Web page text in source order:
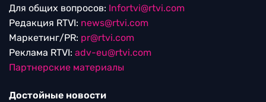
Для общих вопросов: Infortvi@rtvi.com
Редакция RTVI: news@rtvi.com
Маркетинг/PR: pr@rtvi.com
Реклама RTVI: adv-eu@rtvi.com
Партнерские материалы
Достойные новости